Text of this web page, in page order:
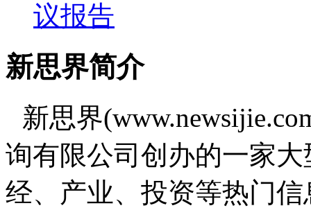
议报告
新思界简介
新思界
询有限公司创办的一家
经、产业、投资等热门